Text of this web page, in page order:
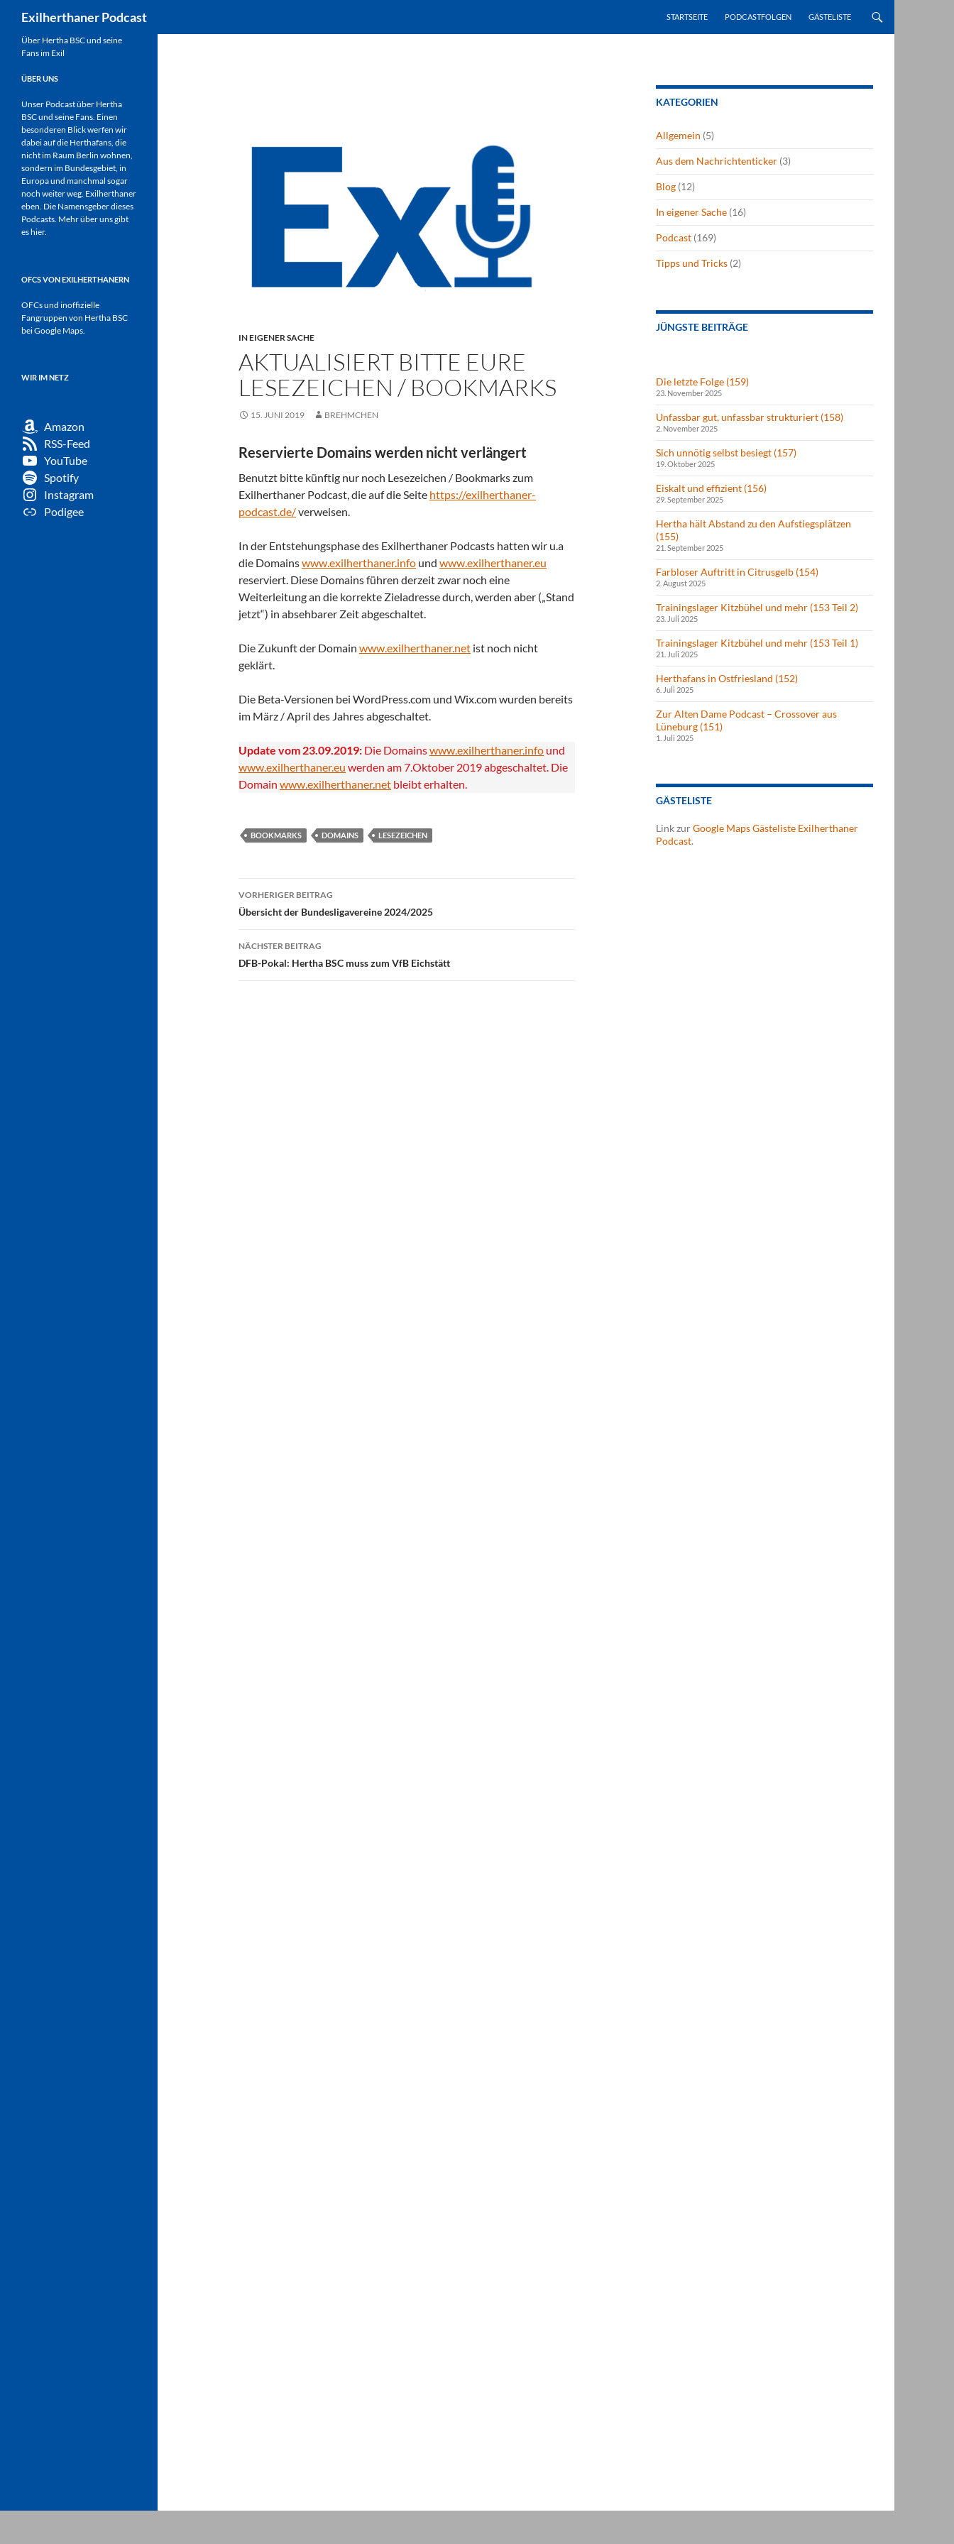
Inhalt
springen
Exilherthaner Podcast STARTSEITE PODCASTFOLGEN GÄSTELISTE
IN EIGENER SACHE
AKTUALISIERT BITTE EURE
LESEZEICHEN / BOOKMARKS
15. JUNI 2019 BREHMCHEN
Reservierte Domains werden nicht verlängert
Benutzt bitte künftig nur noch Lesezeichen / Bookmarks zum
Exilherthaner Podcast, die auf die Seite https://exilherthaner-
podcast.de/verweisen.
In der Entstehungsphase des Exilherthaner Podcasts hatten wir u.a
die Domainswww.exilherthaner.info und www.exilherthaner.eu
reserviert. Diese Domains führen derzeit zwar noch eine
Weiterleitung an die korrekte Zieladresse durch, werden aber („Stand
jetzt“) in absehbarer Zeit abgeschaltet.
Die Zukunft der Domain www.exilherthaner.net ist noch nicht
geklärt.
Die Beta-Versionen bei WordPress.com und Wix.com wurden bereits
im März / April des Jahres abgeschaltet.
Update vom 23.09.2019: Die Domainswww.exilherthaner.info und
www.exilherthaner.eu werden am 7.Oktober 2019 abgeschaltet. Die
Domain www.exilherthaner.net bleibt erhalten.
BOOKMARKS DOMAINS LESEZEICHEN
Beitragsnavigation
VORHERIGER BEITRAG
Übersicht der Bundesligavereine 2024/2025
NÄCHSTER BEITRAG
DFB-Pokal: Hertha BSC muss zum VfB Eichstätt
KATEGORIEN
Allgemein (5)
Aus dem Nachrichtenticker (3)
Blog (12)
In eigener Sache (16)
Podcast (169)
Tipps und Tricks (2)
JÜNGSTE BEITRÄGE
Die letzte Folge (159)
23. November 2025
Unfassbar gut, unfassbar strukturiert (158)
2. November 2025
Sich unnötig selbst besiegt (157)
19. Oktober 2025
Eiskalt und effizient (156)
29. September 2025
Hertha hält Abstand zu den Aufstiegsplätzen
(155)
21. September 2025
Farbloser Auftritt in Citrusgelb (154)
2. August 2025
Trainingslager Kitzbühel und mehr (153 Teil 2)
23. Juli 2025
Trainingslager Kitzbühel und mehr (153 Teil 1)
21. Juli 2025
Herthafans in Ostfriesland (152)
6. Juli 2025
Zur Alten Dame Podcast – Crossover aus
Lüneburg (151)
1. Juli 2025
GÄSTELISTE
Link zurGoogle Maps Gästeliste Exilherthaner
Podcast.
Über Hertha BSC und seine
Fans im Exil
ÜBER UNS
Unser Podcast über Hertha
BSC und seine Fans. Einen
besonderen Blick werfen wir
dabei auf die Herthafans, die
nicht im Raum Berlin wohnen,
sondern im Bundesgebiet, in
Europa und manchmal sogar
noch weiter weg. Exilherthaner
eben. Die Namensgeber dieses
Podcasts. Mehr über uns gibt
eshier.
OFCS VON EXILHERTHANERN
OFCs und inoffizielle
Fangruppen von Hertha BSC
bei Google Maps.
WIR IM NETZ
Amazon
RSS-Feed
YouTube
Spotify
Instagram
Podigee